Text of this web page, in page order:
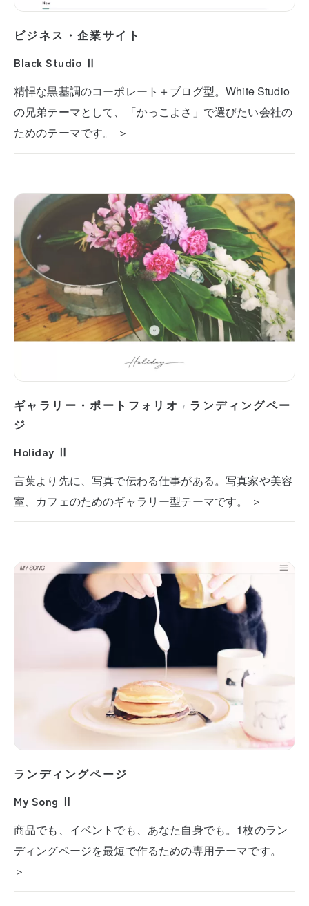
ビジネス・企業サイト
Black Studio Ⅱ
精悍な黒基調のコーポレート＋ブログ型。White Studio
の兄弟テーマとして、「かっこよさ」で選びたい会社の
ためのテーマです。 ＞
ギャラリー・ポートフォリオ / ランディングペー
ジ
Holiday Ⅱ
言葉より先に、写真で伝わる仕事がある。写真家や美容
室、カフェのためのギャラリー型テーマです。 ＞
ランディングページ
My Song Ⅱ
商品でも、イベントでも、あなた自身でも。1枚のラン
ディングページを最短で作るための専用テーマです。
＞